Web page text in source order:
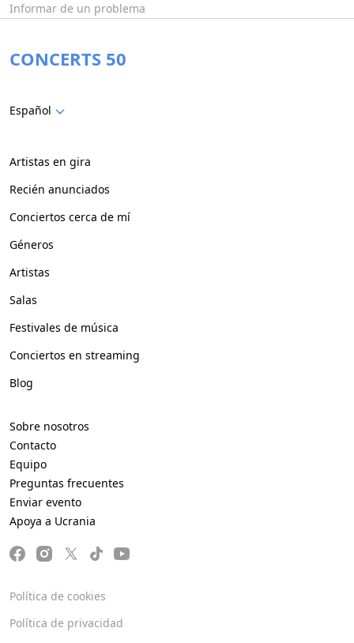
Informar de un problema
CONCERTS 50
Español
Artistas en gira
Recién anunciados
Conciertos cerca de mí
Géneros
Artistas
Salas
Festivales de música
Conciertos en streaming
Blog
Sobre nosotros
Contacto
Equipo
Preguntas frecuentes
Enviar evento
Apoya a Ucrania
Política de cookies
Política de privacidad